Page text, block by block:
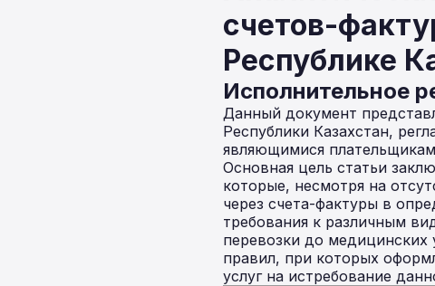
счетов-
Республике
Исполнительное
Данный документ
Республики Казахстан,
являющимися
Основная цель статьи
которые, несмотря на
через счета-фактуры в
требования к различным
перевозки до медицинских
правил, при которых
услуг на истребование